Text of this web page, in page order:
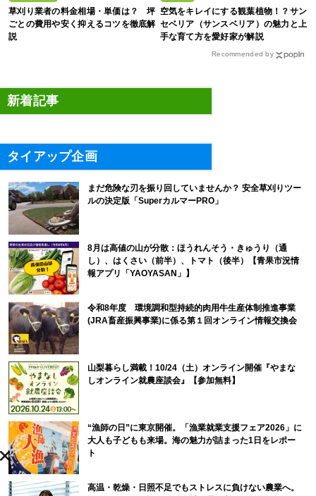
草刈り業者の料金相場・単価は？ 坪
ごとの費用や安く抑えるコツを徹底解
説
空気をキレイにする観葉植物！？サン
セベリア（サンスベリア）の魅力と上
手な育て方を愛好家が解説
Recommended by
新着記事
タイアップ企画
まだ危険な刃を振り回していませんか？ 安全草刈りツー
ルの決定版「SuperカルマーPRO」
8月は高値の山が分散：ほうれんそう・きゅうり（通
し）、はくさい（前半）、トマト（後半）【青果市況情
報アプリ「YAOYASAN」】
令和8年度 環境調和型持続的肉用牛生産体制推進事業
(JRA畜産振興事業)に係る第１回オンライン情報交換会
山梨暮らし満載！10/24（土）オンライン開催『やまな
しオンライン就農座談会』【参加無料】
“漁師の日”に東京開催。「漁業就業支援フェア2026」に
大人も子どもも来場。海の魅力が詰まった1日をレポー
ト
高温・乾燥・日照不足でもストレスに負けない農業へ。